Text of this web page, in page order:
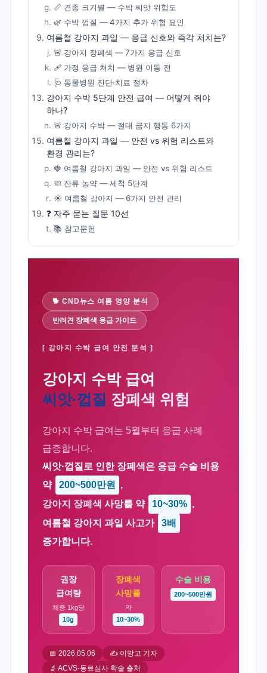
📏 견종 크기별 — 수박 씨앗 위험도
🌿 수박 껍질 — 4가지 추가 위험 요인
여름철 강아지 과일 — 응급 신호와 즉각 처치는?
🚨 강아지 장폐색 — 7가지 응급 신호
🩹 가정 응급 처치 — 병원 이동 전
🩺 동물병원 진단·치료 절차
강아지 수박 5단계 안전 급여 — 어떻게 줘야
하나?
🚨 강아지 수박 — 절대 금지 행동 6가지
여름철 강아지 과일 — 안전 vs 위험 리스트와
환경 관리는?
🍓 여름철 강아지 과일 — 안전 vs 위험 리스트
🧼 잔류 농약 — 세척 5단계
☀️ 여름철 강아지 — 6가지 안전 관리
❓ 자주 묻는 질문 10선
📚 참고문헌
🐕 CND뉴스 여름 영양 분석
반려견 장폐색 응급 가이드
[ 강아지 수박 급여 안전 분석 ]
강아지 수박 급여
씨앗·껍질 장폐색 위험
강아지 수박 급여는 5월부터 응급 사례
급증합니다.
씨앗·껍질로 인한 장폐색은 응급 수술 비용
약
200~500만원
,
강아지 장폐색 사망률 약 10~30% ,
여름철 강아지 과일 사고가
3배
증가합니다.
권장
급여량
체중 1kg당
10g
장폐색
사망률
약
10~30%
수술 비용
200~500만원
📅 2026.05.06 ✍️ 이망고 기자
🔬 ACVS·동료심사 학술 출처